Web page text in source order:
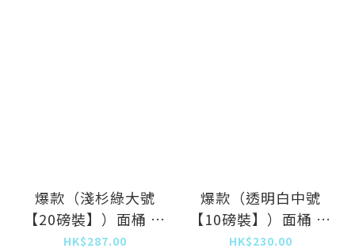
爆款（淺杉綠大號
【20磅裝】）面桶 米
桶 儲存容器麵粉桶
HK$287.00
爆款（透明白中號
【10磅裝】）面桶 米
桶 儲存容器麵粉桶
HK$230.00